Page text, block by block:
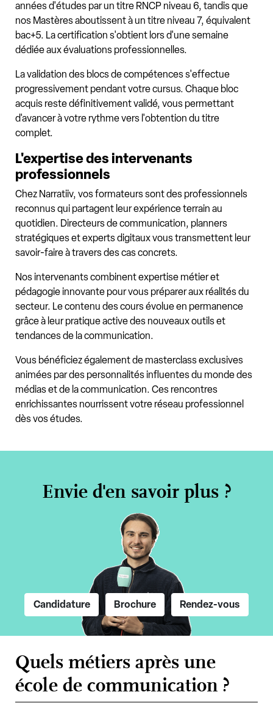
années d'études par un titre RNCP niveau 6, tandis que
nos Mastères aboutissent à un titre niveau 7, équivalent
bac+5. La certification s'obtient lors d'une semaine
dédiée aux évaluations professionnelles.
La validation des blocs de compétences s'effectue
progressivement pendant votre cursus. Chaque bloc
acquis reste définitivement validé, vous permettant
d'avancer à votre rythme vers l'obtention du titre
complet.
L'expertise des intervenants
professionnels
Chez Narratiiv, vos formateurs sont des professionnels
reconnus qui partagent leur expérience terrain au
quotidien. Directeurs de communication, planners
stratégiques et experts digitaux vous transmettent leur
savoir-faire à travers des cas concrets.
Nos intervenants combinent expertise métier et
pédagogie innovante pour vous préparer aux réalités du
secteur. Le contenu des cours évolue en permanence
grâce à leur pratique active des nouveaux outils et
tendances de la communication.
Vous bénéficiez également de masterclass exclusives
animées par des personnalités influentes du monde des
médias et de la communication. Ces rencontres
enrichissantes nourrissent votre réseau professionnel
dès vos études.
Envie d'en savoir plus ?
Candidature Brochure Rendez-vous
Quels métiers après une
école de communication ?